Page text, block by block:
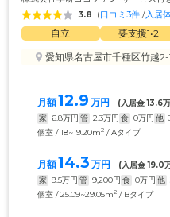
3.8 (口コミ3件 /入居
自立 要支援1•2
愛知県名古屋市千種区竹越2-
月額12.9 万円 (入居金 13.6
家 6.8万円 管 2.3万円 食 0万円 他
個室 / 18~19.20m2 / Aタイプ
月額14.3 万円 (入居金 19.0
家 9.5万円 管 9,200円 食 0万円 他
個室 / 25.09~29.05m2 / Bタイプ